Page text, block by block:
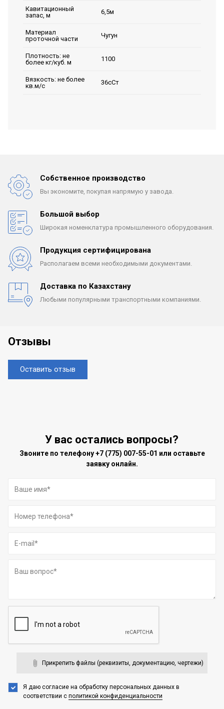
Кавитационный
запас, м
6,5м
Материал
проточной части
Чугун
Плотность: не
более кг/куб. м
1100
Вязкость: не более
кв.м/с
36сСт
Собственное производство
Вы экономите, покупая напрямую у завода.
Большой выбор
Широкая номенклатура промышленного оборудования.
Продукция сертифицирована
Располагаем всеми необходимыми документами.
Доставка по Казахстану
Любыми популярными транспортными компаниями.
Отзывы
Оставить отзыв
У вас остались вопросы?
Звоните по телефону+7 (775) 007-55-01 или оставьте
заявку онлайн.
Прикрепить файлы (реквизиты, документацию, чертежи)
Я даю согласие на обработку персональных данных в
соответствии с политикой конфиденциальности